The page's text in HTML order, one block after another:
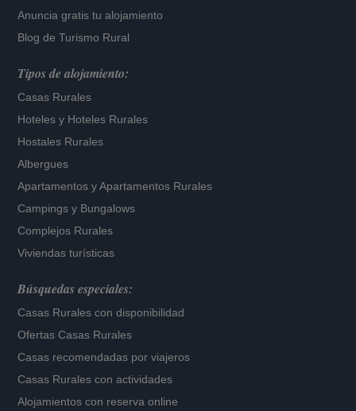
Anuncia gratis tu alojamiento
Blog de Turismo Rural
Tipos de alojamiento:
Casas Rurales
Hoteles y Hoteles Rurales
Hostales Rurales
Albergues
Apartamentos yApartamentos Rurales
Campings y Bungalows
Complejos Rurales
Viviendas turísticas
Búsquedas especiales:
Casas Rurales con disponibilidad
Ofertas Casas Rurales
Casas recomendadas por viajeros
Casas Rurales con actividades
Alojamientos con reserva online